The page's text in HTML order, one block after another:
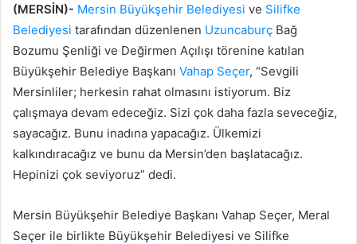
(MERSİN)- Mersin Büyükşehir Belediyesi ve Silifke
Belediyesi tarafından düzenlenen Uzuncaburç Bağ
Bozumu Şenliği ve Değirmen Açılışı törenine katılan
Büyükşehir Belediye Başkanı Vahap Seçer, “Sevgili
Mersinliler; herkesin rahat olmasını istiyorum. Biz
çalışmaya devam edeceğiz. Sizi çok daha fazla seveceğiz,
sayacağız. Bunu inadına yapacağız. Ülkemizi
kalkındıracağız ve bunu da Mersin’den başlatacağız.
Hepinizi çok seviyoruz” dedi.
Mersin Büyükşehir Belediye Başkanı Vahap Seçer, Meral
Seçer ile birlikte Büyükşehir Belediyesi ve Silifke